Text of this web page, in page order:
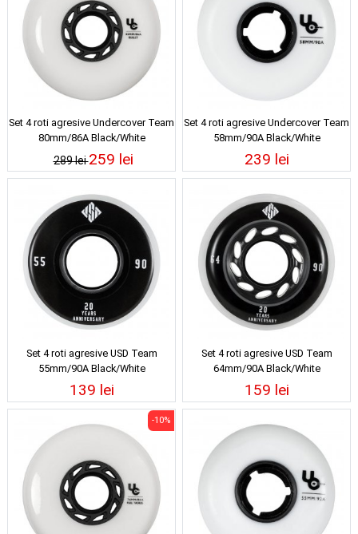
Set 4 roti agresive Undercover Team
80mm/86A Black/White
289 lei259 lei
Set 4 roti agresive Undercover Team
58mm/90A Black/White
239 lei
Set 4 roti agresive USD Team
55mm/90A Black/White
139 lei
Set 4 roti agresive USD Team
64mm/90A Black/White
159 lei
-10%